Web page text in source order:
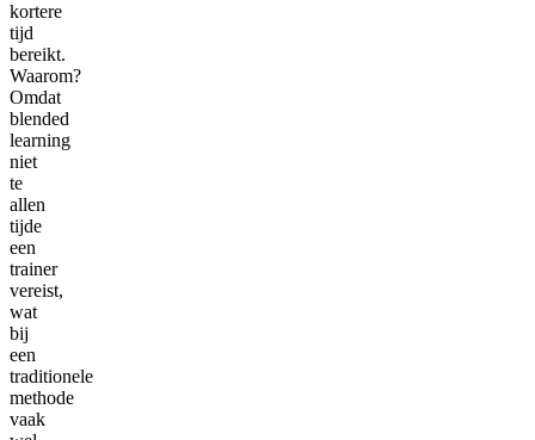
kortere
tijd
bereikt.
Waarom?
Omdat
blended
learning
niet
te
allen
tijde
een
trainer
vereist,
wat
bij
een
traditionele
methode
vaak